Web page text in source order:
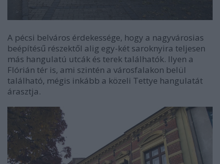
A pécsi belváros érdekessége, hogy a nagyvárosias
beépítésű részektől alig egy-két saroknyira teljesen
más hangulatú utcák és terek találhatók. Ilyen a
Flórián tér is, ami szintén a városfalakon belül
található, mégis inkább a közeli Tettye hangulatát
árasztja.